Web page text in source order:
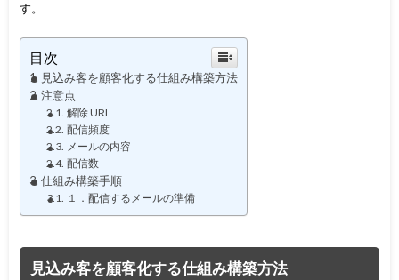
す。
目次
見込み客を顧客化する仕組み構築方法
注意点
解除 URL
配信頻度
メールの内容
配信数
仕組み構築手順
１．配信するメールの準備
見込み客を顧客化する仕組み構築方法